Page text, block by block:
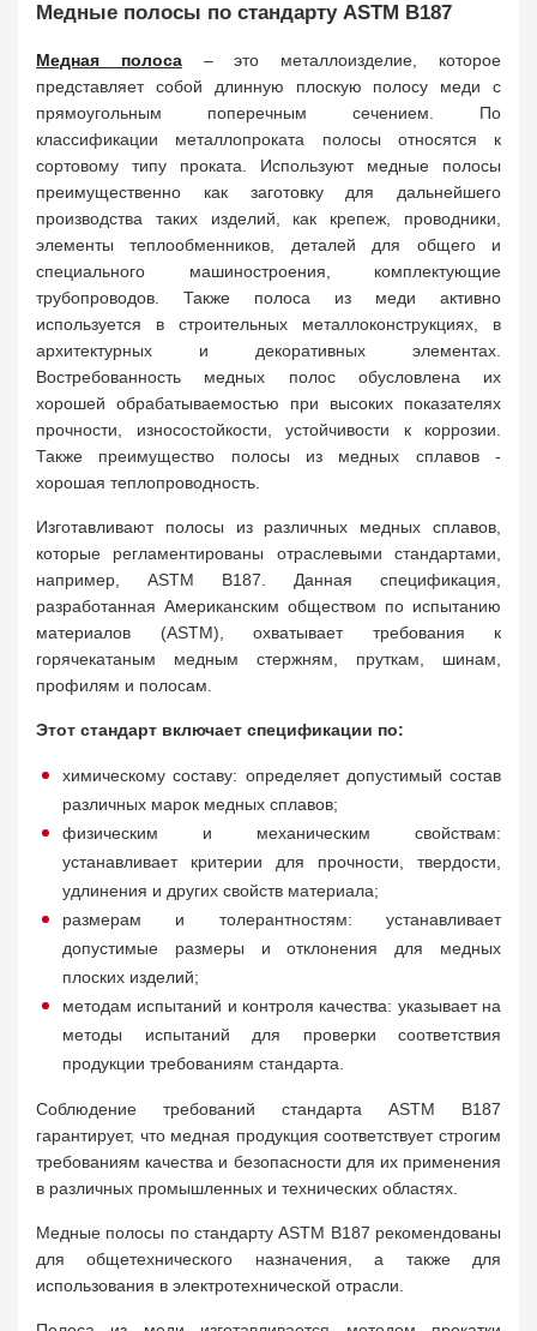
Медные полосы по стандарту ASTM B187
Медная полоса– это металлоизделие, которое
представляет собой длинную плоскую полосу меди с
прямоугольным поперечным сечением. По
классификации металлопроката полосы относятся к
сортовому типу проката. Используют медные полосы
преимущественно как заготовку для дальнейшего
производства таких изделий, как крепеж, проводники,
элементы теплообменников, деталей для общего и
специального машиностроения, комплектующие
трубопроводов. Также полоса из меди активно
используется в строительных металлоконструкциях, в
архитектурных и декоративных элементах.
Востребованность медных полос обусловлена их
хорошей обрабатываемостью при высоких показателях
прочности, износостойкости, устойчивости к коррозии.
Также преимущество полосы из медных сплавов -
хорошая теплопроводность.
Изготавливают полосы из различных медных сплавов,
которые регламентированы отраслевыми стандартами,
например, ASTM B187. Данная спецификация,
разработанная Американским обществом по испытанию
материалов (ASTM), охватывает требования к
горячекатаным медным стержням, пруткам, шинам,
профилям и полосам.
Этот стандарт включает спецификации по:
химическому составу: определяет допустимый состав
различных марок медных сплавов;
физическим и механическим свойствам:
устанавливает критерии для прочности, твердости,
удлинения и других свойств материала;
размерам и толерантностям: устанавливает
допустимые размеры и отклонения для медных
плоских изделий;
методам испытаний и контроля качества: указывает на
методы испытаний для проверки соответствия
продукции требованиям стандарта.
Соблюдение требований стандарта ASTM B187
гарантирует, что медная продукция соответствует строгим
требованиям качества и безопасности для их применения
в различных промышленных и технических областях.
Медные полосы по стандарту ASTM B187 рекомендованы
для общетехнического назначения, а также для
использования в электротехнической отрасли.